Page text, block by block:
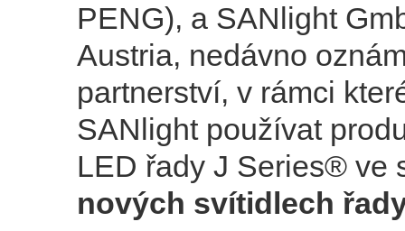
PENG), a SANlight
Austria, nedávno
partnerství, v rámci
SANlight používat
LED řady J Series® ve
nových svítidlech